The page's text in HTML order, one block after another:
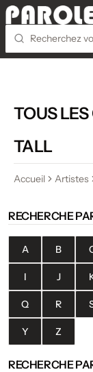
TOUS
TALL
Accueil Artistes
RECHERCHE
A B
I J
Q R
Y Z
RECHERCHE